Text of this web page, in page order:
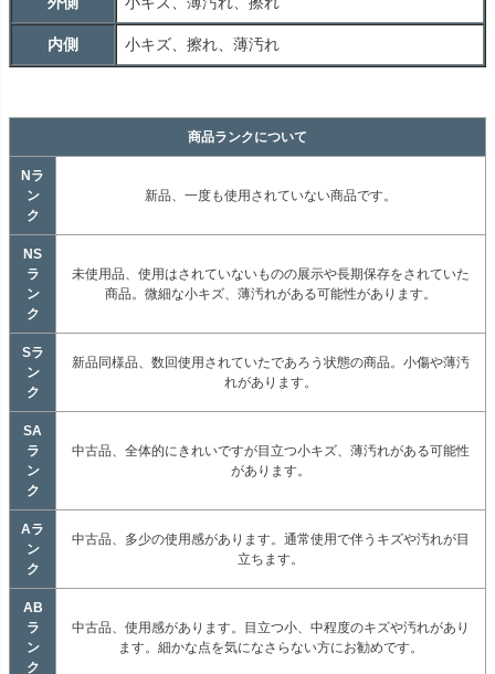
内側 小キズ、擦れ、薄汚れ
商品ランクについて
Nラ
ン
ク
新品、一度も使用されていない商品です。
NS
ラ
ン
ク
未使用品、使用はされていないものの展示や長期保存をされていた
商品。微細な小キズ、薄汚れがある可能性があります。
Sラ
ン
ク
新品同様品、数回使用されていたであろう状態の商品。小傷や薄汚
れがあります。
SA
ラ
ン
ク
中古品、全体的にきれいですが目立つ小キズ、薄汚れがある可能性
があります。
Aラ
ン
ク
中古品、多少の使用感があります。通常使用で伴うキズや汚れが目
立ちます。
AB
ラ
ン
ク
中古品、使用感があります。目立つ小、中程度のキズや汚れがあり
ます。細かな点を気になさらない方にお勧めです。